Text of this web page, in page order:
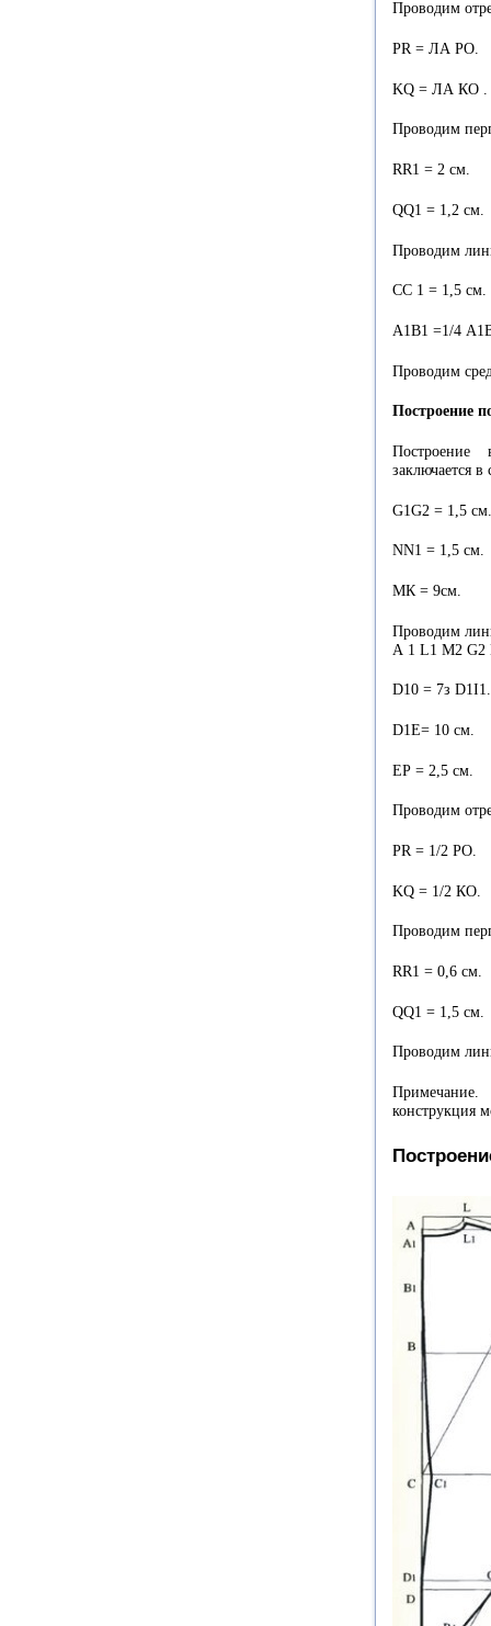
Проводим
PR = ЛА РО.
KQ = ЛА КО .
Проводим
RR1 = 2 см.
QQ1 = 1,2 см.
Проводим
СС 1 = 1,5 см.
А1В1 =1/4
Проводим
Построение
Построение
заключается
G1G2 = 1,5 см.
NN1 = 1,5 см.
МК = 9см.
Проводим
А 1 L1 М2 G2
D10 = 7з D1I1.
D1E= 10 см.
ЕР = 2,5 см.
Проводим
PR = 1/2 РО.
KQ = 1/2 КО.
Проводим
RR1 = 0,6 см.
QQ1 = 1,5 см.
Проводим
Примечание.
конструкция